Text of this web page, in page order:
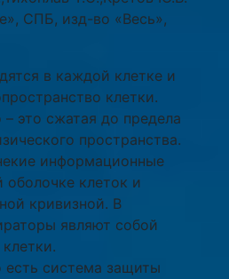
СПБ, изд-во «Весь»,
в каждой клетке и
клетки.
это сжатая до предела
пространства.
информационные
клеток и
кривизной. В
являют собой
есть система защиты